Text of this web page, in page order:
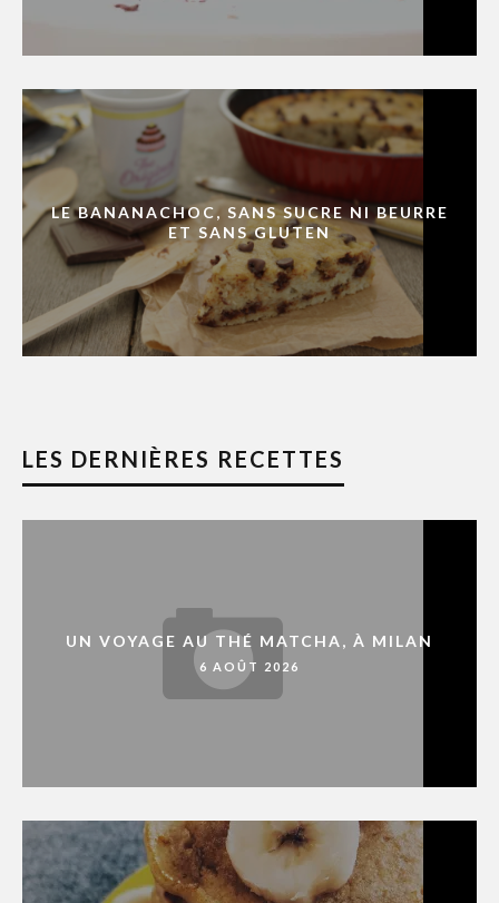
LE BANANACHOC, SANS SUCRE NI BEURRE
ET SANS GLUTEN
LES DERNIÈRES RECETTES
UN VOYAGE AU THÉ MATCHA, À MILAN
6 AOÛT 2026